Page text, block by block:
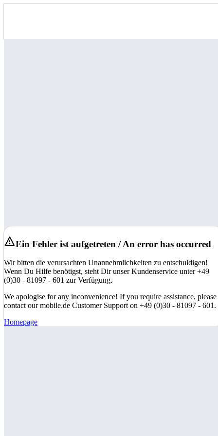
Ein Fehler ist aufgetreten / An error has occurred
Wir bitten die verursachten Unannehmlichkeiten zu entschuldigen!
Wenn Du Hilfe benötigst, steht Dir unser Kundenservice unter +49
(0)30 - 81097 - 601 zur Verfügung.
We apologise for any inconvenience! If you require assistance, please
contact our mobile.de Customer Support on +49 (0)30 - 81097 - 601.
Homepage